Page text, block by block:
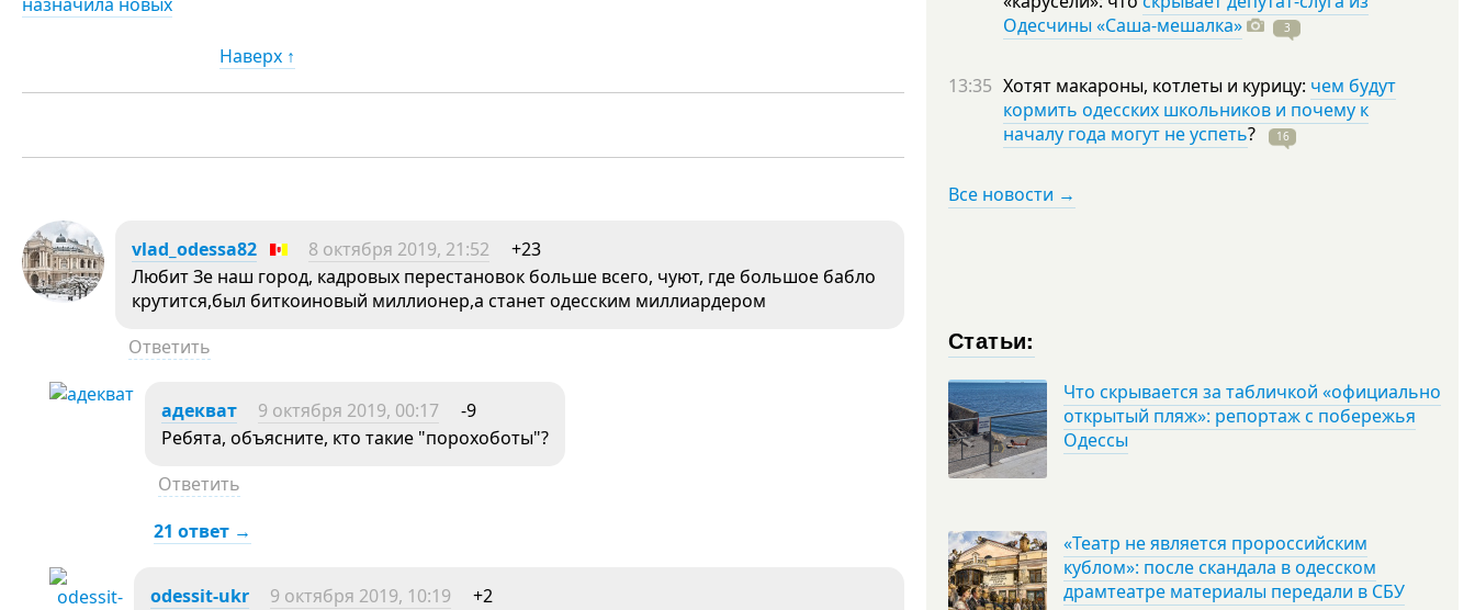
Наверх ↑
vlad_odessa82 8 октября 2019, 21:52
+23
Любит Зе наш город, кадровых перестановок больше всего, чуют, где большое бабло
крутится,был биткоиновый миллионер,а станет одесским миллиардером
Ответить
адекват 9 октября 2019, 00:17
-9
Ребята, объясните, кто такие "порохоботы"?
Ответить
21 ответ →
odessit-ukr 9 октября 2019, 10:19
+2
Одесчины «Саша-мешалка»
3
13:35 Хотят макароны, котлеты и курицу: чем будут
кормить одесских школьников и почему к
началу года могут не успеть? 16
Все новости →
Статьи:
Что скрывается за табличкой «официально
открытый пляж»: репортаж с побережья
Одессы
«Театр не является пророссийским
кублом»: после скандала в одесском
драмтеатре материалы передали в СБУ